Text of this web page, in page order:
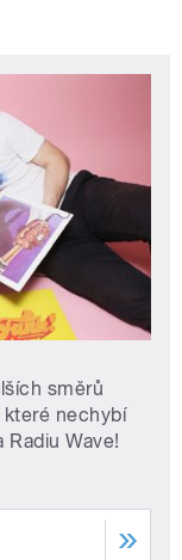
směrů
které nechybí
Wave!